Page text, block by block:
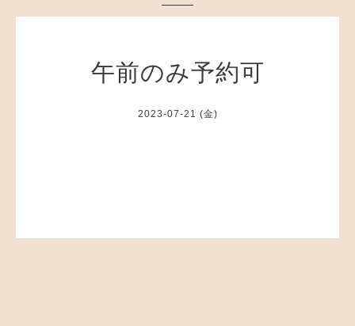
午前のみ予約可
2023-07-21 (金)